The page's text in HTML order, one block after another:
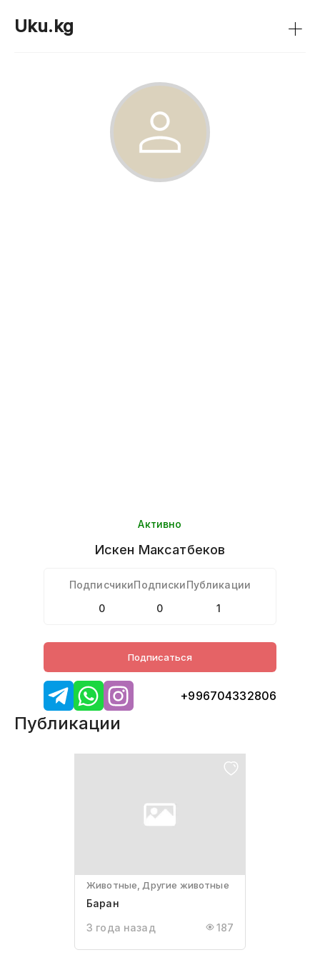
Uku.kg +
Активно
Искен Максатбеков
Подписчики
0
Подписки
0
Публикации
1
Подписаться
+996704332806
Публикации
Животные, Другие животные
Баран
3 года назад
187